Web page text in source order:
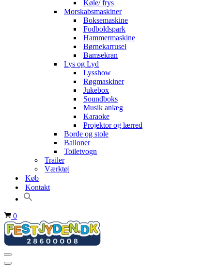
Køle/ frys
Morskabsmaskiner
Boksemaskine
Fodboldspark
Hammermaskine
Børnekarrusel
Bamsekran
Lys og Lyd
Lysshow
Røgmaskiner
Jukebox
Soundboks
Musik anlæg
Karaoke
Projektor og lærred
Borde og stole
Balloner
Toiletvogn
Trailer
Værktøj
Køb
Kontakt
Indkøbskurv
0
Navigation
menu
Navigation